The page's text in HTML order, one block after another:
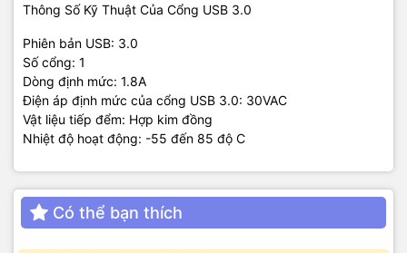
Thông Số Kỹ Thuật Của Cổng USB 3.0
Phiên bản USB: 3.0
Số cổng: 1
Dòng định mức: 1.8A
Điện áp định mức của cổng USB 3.0: 30VAC
Vật liệu tiếp đểm: Hợp kim đồng
Nhiệt độ hoạt động: -55 đến 85 độ C
Có thể bạn thích